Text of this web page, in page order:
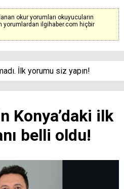
okur yorumları okuyucuların
yorumlardan ilgihaber.com hiçbir
İlk yorumu siz yapın!
Konya’daki ilk
belli oldu!